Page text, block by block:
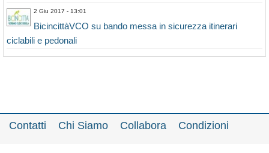
2 Giu 2017 - 13:01
BicincittàVCO su bando messa in sicurezza itinerari
ciclabili e pedonali
Contatti Chi Siamo Collabora
Condizioni